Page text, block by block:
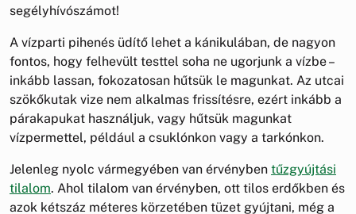
segélyhívószámot!
A vízparti pihenés üdítő lehet a kánikulában, de nagyon
fontos, hogy felhevült testtel soha ne ugorjunk a vízbe –
inkább lassan, fokozatosan hűtsük le magunkat. Az utcai
szökőkutak vize nem alkalmas frissítésre, ezért inkább a
párakapukat használjuk, vagy hűtsük magunkat
vízpermettel, például a csuklónkon vagy a tarkónkon.
Jelenleg nyolc vármegyében van érvényben tűzgyújtási
tilalom. Ahol tilalom van érvényben, ott tilos erdőkben és
azok kétszáz méteres körzetében tüzet gyújtani, még a